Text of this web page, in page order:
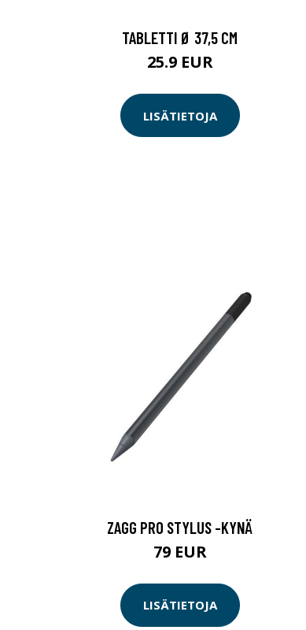
TABLETTI Ø 37,5 CM
25.9 EUR
LISÄTIETOJA
ZAGG PRO STYLUS -KYNÄ
79 EUR
LISÄTIETOJA